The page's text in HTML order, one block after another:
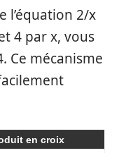
l’équation 2/x
4 par x, vous
Ce mécanisme
en croix